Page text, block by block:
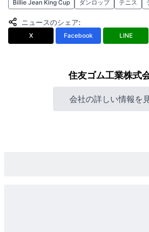
Billie Jean King Cup ダンロップ テニス
ニュースのシェア:
X Facebook LINE
住友ゴム工業株式
会社の詳しい情報を